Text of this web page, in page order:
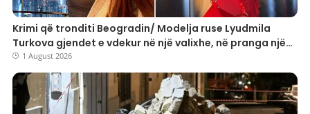
Krimi që tronditi Beogradin/ Modelja ruse Lyudmila
Turkova gjendet e vdekur në një valixhe, në pranga një
25-vjeçar turk
1 August 2026